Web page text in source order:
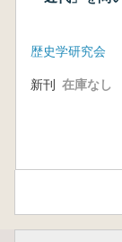
歴史学研究会
新刊 在庫なし